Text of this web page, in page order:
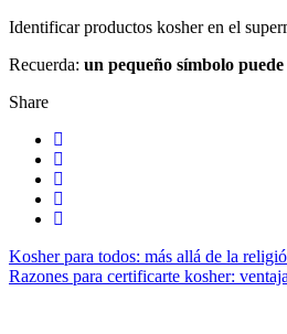
Identificar productos kosher en el
Recuerda: un pequeño símbolo
Share
Kosher para todos: más allá de la
Razones para certificarte kosher: